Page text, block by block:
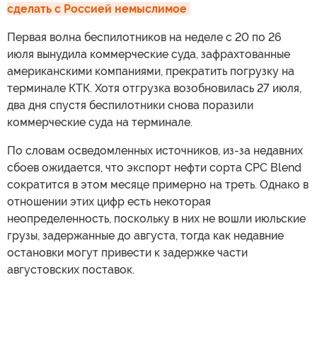
сделать с Россией немыслимое
Первая волна беспилотников на неделе с 20 по 26
июля вынудила коммерческие суда, зафрахтованные
американскими компаниями, прекратить погрузку на
терминале КТК. Хотя отгрузка возобновилась 27 июля,
два дня спустя беспилотники снова поразили
коммерческие суда на терминале.
По словам осведомленных источников, из-за недавних
сбоев ожидается, что экспорт нефти сорта CPC Blend
сократится в этом месяце примерно на треть. Однако в
отношении этих цифр есть некоторая
неопределенность, поскольку в них не вошли июльские
грузы, задержанные до августа, тогда как недавние
остановки могут привести к задержке части
августовских поставок.